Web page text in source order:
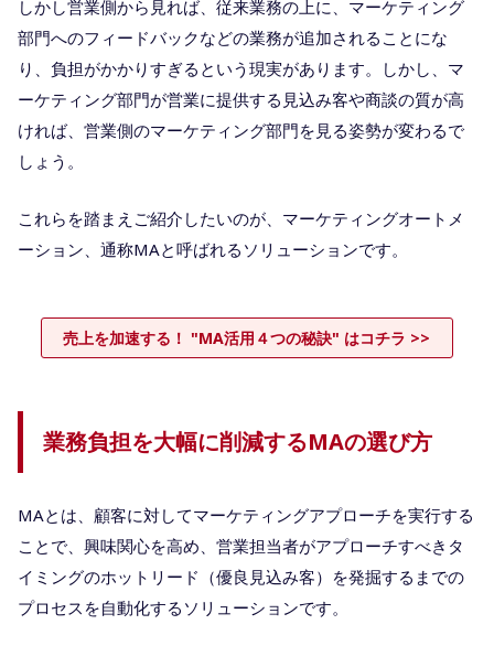
しかし営業側から見れば、従来業務の上に、マーケティング
部門へのフィードバックなどの業務が追加されることにな
り、負担がかかりすぎるという現実があります。しかし、マ
ーケティング部門が営業に提供する見込み客や商談の質が高
ければ、営業側のマーケティング部門を見る姿勢が変わるで
しょう。
これらを踏まえご紹介したいのが、マーケティングオートメ
ーション、通称MAと呼ばれるソリューションです。
売上を加速する！ "MA活用４つの秘訣" はコチラ >>
業務負担を大幅に削減するMAの選び方
MAとは、顧客に対してマーケティングアプローチを実行する
ことで、興味関心を高め、営業担当者がアプローチすべきタ
イミングのホットリード（優良見込み客）を発掘するまでの
プロセスを自動化するソリューションです。